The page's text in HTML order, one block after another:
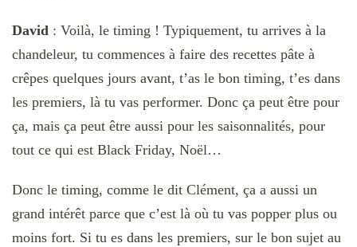
David : Voilà, le timing ! Typiquement, tu arrives à la
chandeleur, tu commences à faire des recettes pâte à
crêpes quelques jours avant, t’as le bon timing, t’es dans
les premiers, là tu vas performer. Donc ça peut être pour
ça, mais ça peut être aussi pour les saisonnalités, pour
tout ce qui est Black Friday, Noël…
Donc le timing, comme le dit Clément, ça a aussi un
grand intérêt parce que c’est là où tu vas popper plus ou
moins fort. Si tu es dans les premiers, sur le bon sujet au